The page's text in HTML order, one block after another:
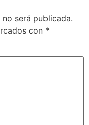
será publicada.
con *